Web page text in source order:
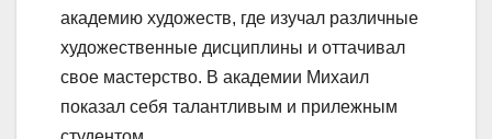
академию художеств, где изучал различные
художественные дисциплины и оттачивал
свое мастерство. В академии Михаил
показал себя талантливым и прилежным